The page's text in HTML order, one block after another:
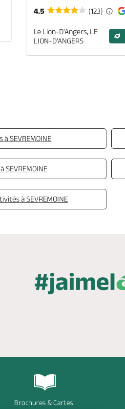
4.5
(123)
Le Lion-D'Angers, LE
LION-D'ANGERS
SEVREMOINE
SEVREMOINE
à SEVREMOINE
Brochures & Cartes